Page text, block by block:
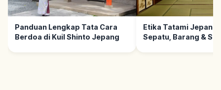
Panduan Lengkap Tata Cara
Berdoa di Kuil Shinto Jepang
Etika Tatami
Sepatu, Barang &